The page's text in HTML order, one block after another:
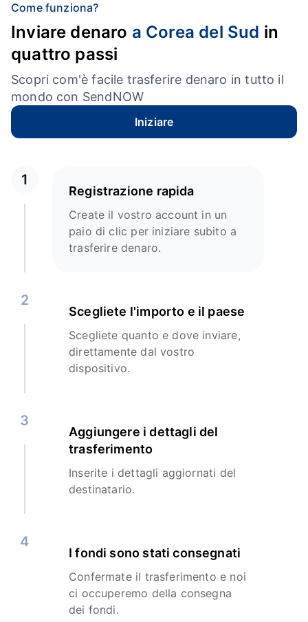
Come funziona?
Inviare denaro a Corea del Sud in
quattro passi
Scopri com'è facile trasferire denaro in tutto il
mondo con SendNOW
Iniziare
1
Registrazione rapida
Create il vostro account in un
paio di clic per iniziare subito a
trasferire denaro.
2
Scegliete l'importo e il paese
Scegliete quanto e dove inviare,
direttamente dal vostro
dispositivo.
3
Aggiungere i dettagli del
trasferimento
Inserite i dettagli aggiornati del
destinatario.
4
I fondi sono stati consegnati
Confermate il trasferimento e noi
ci occuperemo della consegna
dei fondi.